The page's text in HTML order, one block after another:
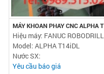
MÁY KHOAN PHAY CNC ALPHA
Hiệu máy: FANUC ROBODRILL
Model: ALPHA T14iDL
Nước SX:
Yêu cầu báo giá